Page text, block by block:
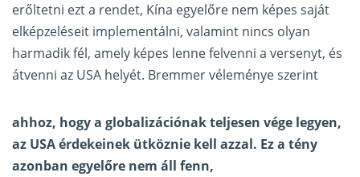
erőltetni ezt a rendet, Kína egyelőre nem képes saját
elképzeléseit implementálni, valamint nincs olyan
harmadik fél, amely képes lenne felvenni a versenyt, és
átvenni az USA helyét. Bremmer véleménye szerint
ahhoz, hogy a globalizációnak teljesen vége legyen,
az USA érdekeinek ütköznie kell azzal. Ez a tény
azonban egyelőre nem áll fenn,